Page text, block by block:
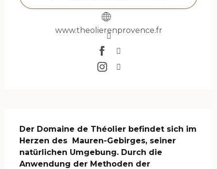
www.theolierenprovence.fr
Der Domaine de Théolier befindet sich im
Herzen des  Mauren-Gebirges, seiner
natürlichen Umgebung. Durch die
Anwendung der Methoden der